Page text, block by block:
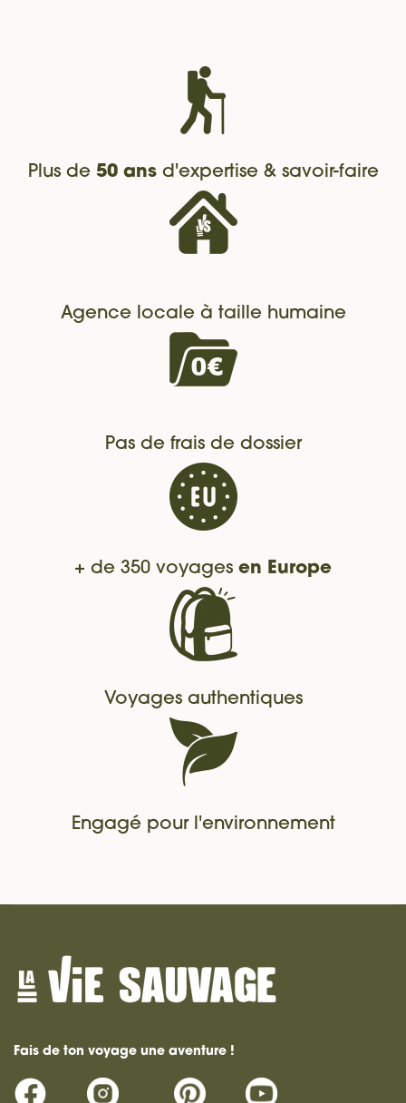
Plus de 50 ansd'expertise & savoir-faire
Agence locale à taille humaine
Pas de frais de dossier
+ de 350 voyages en Europe
Voyages authentiques
Engagé pour l'environnement
Fais de ton voyage une aventure !